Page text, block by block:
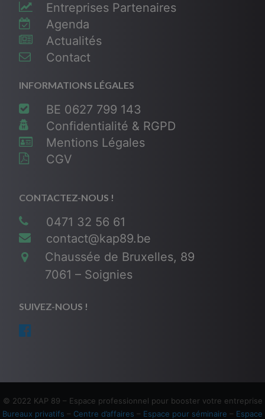
Entreprises Partenaires
Agenda
Actualités
Contact
INFORMATIONS LÉGALES
BE 0627 799 143
Confidentialité & RGPD
Mentions Légales
CGV
CONTACTEZ-NOUS !
0471 32 56 61
contact@kap89.be
Chaussée de Bruxelles, 89
7061 – Soignies
SUIVEZ-NOUS !
© 2022 KAP 89 – Espace professionnel pour booster votre entreprise
Bureaux privatifs – Centre d’affaires – Espace pour séminaire – Espace